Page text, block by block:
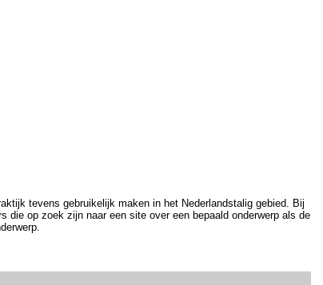
tevens gebruikelijk maken in het Nederlandstalig gebied. Bij
op zoek zijn naar een site over een bepaald onderwerp als de